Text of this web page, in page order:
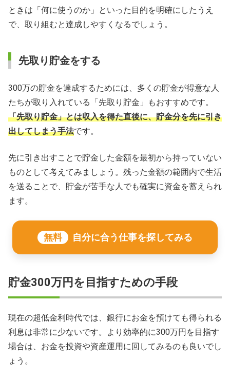
ときは「何に使うのか」といった目的を明確にしたうえ
で、取り組むと達成しやすくなるでしょう。
先取り貯金をする
300万の貯金を達成するためには、多くの貯金が得意な人
たちが取り入れている「先取り貯金」もおすすめです。
「先取り貯金」とは収入を得た直後に、貯金分を先に引き
出してしまう手法です。
先に引き出すことで貯金した金額を最初から持っていない
ものとして考えてみましょう。残った金額の範囲内で生活
を送ることで、貯金が苦手な人でも確実に資金を蓄えられ
ます。
無料 自分に合う仕事を探してみる
貯金300万円を目指すための手段
現在の超低金利時代では、銀行にお金を預けても得られる
利息は非常に少ないです。より効率的に300万円を目指す
場合は、お金を投資や資産運用に回してみるのも良いでし
ょう。